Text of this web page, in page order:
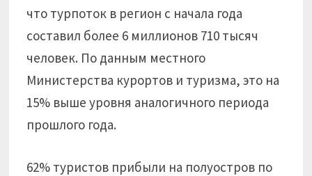
что турпоток в регион с начала года
составил более 6 миллионов 710 тысяч
человек. По данным местного
Министерства курортов и туризма, это на
15% выше уровня аналогичного периода
прошлого года.
62% туристов прибыли на полуостров по